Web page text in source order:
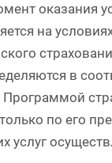
оказания
на
в
по его